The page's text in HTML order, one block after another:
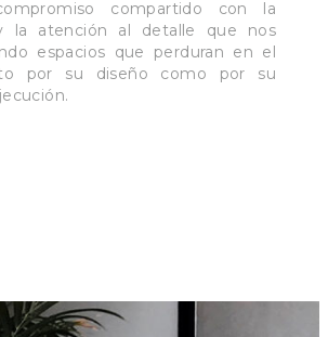
compartido con la
la atención al detalle que nos
espacios que perduran en el
por su diseño como por su